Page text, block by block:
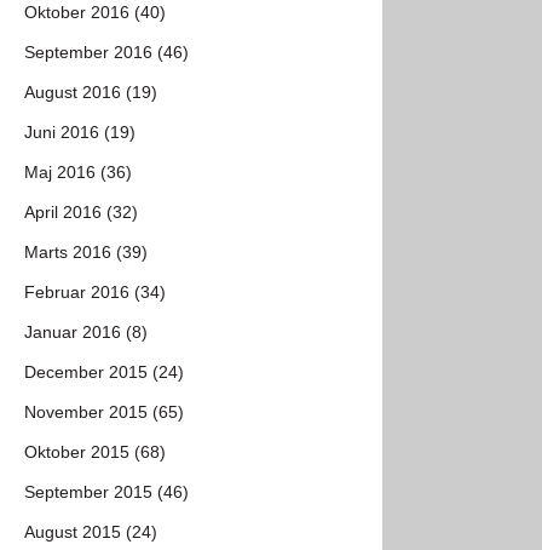
Oktober 2016 (40)
September 2016 (46)
August 2016 (19)
Juni 2016 (19)
Maj 2016 (36)
April 2016 (32)
Marts 2016 (39)
Februar 2016 (34)
Januar 2016 (8)
December 2015 (24)
November 2015 (65)
Oktober 2015 (68)
September 2015 (46)
August 2015 (24)